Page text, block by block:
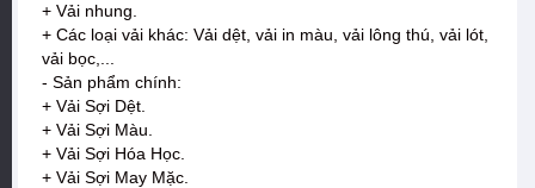
+ Vải nhung.
+ Các loại vải khác: Vải dệt, vải in màu, vải lông thú, vải lót,
vải bọc,...
- Sản phẩm chính:
+ Vải Sợi Dệt.
+ Vải Sợi Màu.
+ Vải Sợi Hóa Học.
+ Vải Sợi May Mặc.